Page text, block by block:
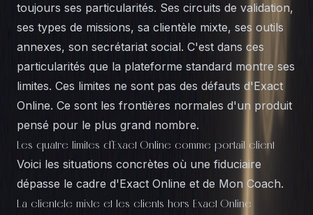
toujours ses particularités. Ses circuits de validation,
ses types de missions, sa clientèle mixte, ses outils
annexes, son secrétariat social. C'est dans ces
particularités que la plateforme standard montre ses
limites. Ces limites ne sont pas des défauts d'Exact
Online. Ce sont les frontières normales d'un produit
pensé pour le plus grand nombre.
Les quatre limites d'Exact Online comme portail client
Voici les situations concrètes où une fiduciaire
dépasse le cadre d'Exact Online et de Mon Coach.
La clientèle mixte et les clients hors Exact Online